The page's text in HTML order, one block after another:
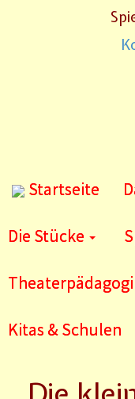
Startseite
Die Stücke
Kitas & Schulen